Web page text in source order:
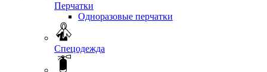
Перчатки
Одноразовые перчатки
Спецодежда